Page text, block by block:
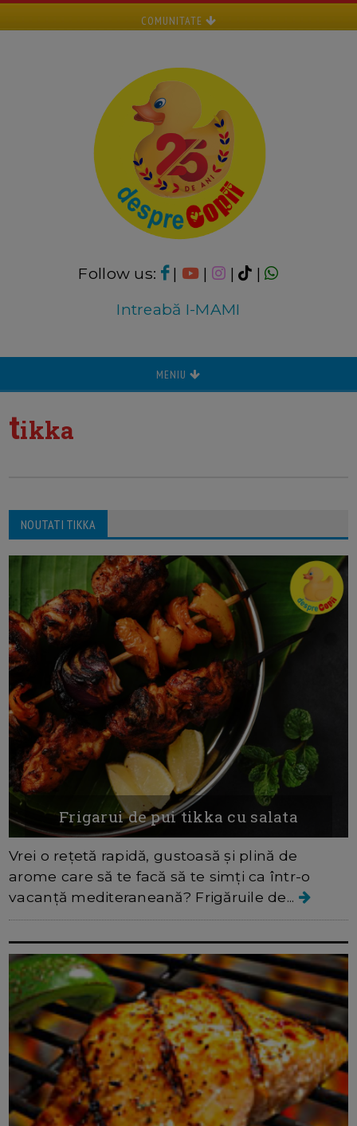
COMUNITATE
Follow us: | | |
|
Intreabă I-MAMI
MENIU
tikka
NOUTATI TIKKA
Frigarui de pui tikka cu salata
Vrei o rețetă rapidă, gustoasă și plină de
arome care să te facă să te simți ca într-o
vacanță mediteraneană? Frigăruile de...